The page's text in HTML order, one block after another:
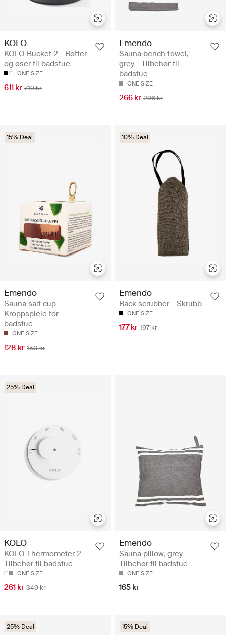
KOLO
KOLO Bucket 2 - Bøtter
og øser til badstue
ONE SIZE
611 kr 719 kr
Emendo
Sauna bench towel,
grey - Tilbehør til
badstue
ONE SIZE
266 kr 296 kr
15% Deal
Emendo
Sauna salt cup -
Kroppspleie for
badstue
ONE SIZE
128 kr 150 kr
10% Deal
Emendo
Back scrubber - Skrubb
ONE SIZE
177 kr 197 kr
25% Deal
KOLO
KOLO Thermometer 2 -
Tilbehør til badstue
ONE SIZE
261 kr 349 kr
Emendo
Sauna pillow, grey -
Tilbehør til badstue
ONE SIZE
165 kr
25% Deal 15% Deal